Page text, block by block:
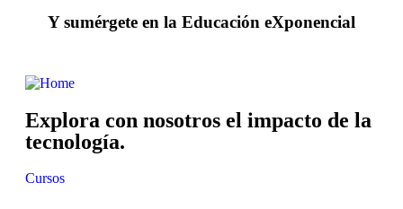
Y sumérgete en la Educación eXponencial
Explora con nosotros el impacto de la
tecnología.
Cursos